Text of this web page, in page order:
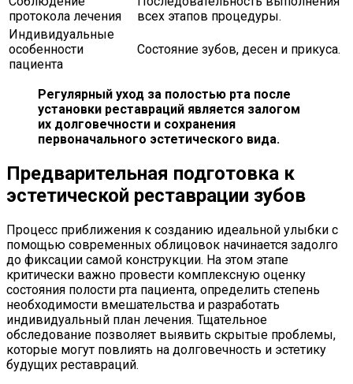
протокола лечения
всех этапов процедуры.
Индивидуальные
особенности
пациента
Состояние зубов, десен и прикуса.
Регулярный уход за полостью рта после
установки реставраций является залогом
их долговечности и сохранения
первоначального эстетического вида.
Предварительная подготовка к
эстетической реставрации зубов
Процесс приближения к созданию идеальной улыбки с
помощью современных облицовок начинается задолго
до фиксации самой конструкции. На этом этапе
критически важно провести комплексную оценку
состояния полости рта пациента, определить степень
необходимости вмешательства и разработать
индивидуальный план лечения. Тщательное
обследование позволяет выявить скрытые проблемы,
которые могут повлиять на долговечность и эстетику
будущих реставраций.